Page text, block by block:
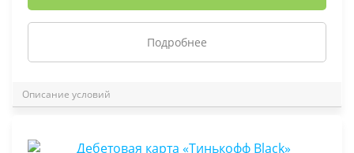
Подробнее
Описание условий